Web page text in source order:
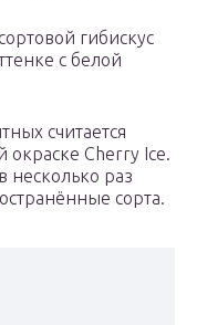
гибискус
с белой
считается
окраске Cherry Ice.
несколько раз
сорта.